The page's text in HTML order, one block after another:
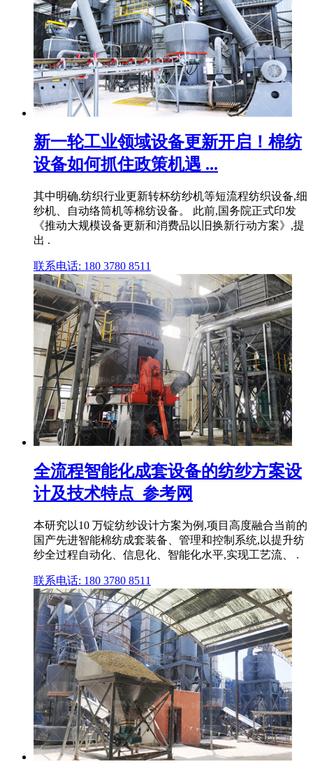
新一轮工业领域设备更新开启！棉纺
设备如何抓住政策机遇 ...
其中明确,纺织行业更新转杯纺纱机等短流程纺织设备,细
纱机、自动络筒机等棉纺设备。 此前,国务院正式印发
《推动大规模设备更新和消费品以旧换新行动方案》,提
出 .
联系电话: 180 3780 8511
全流程智能化成套设备的纺纱方案设
计及技术特点_参考网
本研究以10 万锭纺纱设计方案为例,项目高度融合当前的
国产先进智能棉纺成套装备、管理和控制系统,以提升纺
纱全过程自动化、信息化、智能化水平,实现工艺流、 .
联系电话: 180 3780 8511